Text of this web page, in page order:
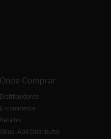
Onde Comprar
Distribuidores
E-commerce
Retalho
Value-Add Distributor